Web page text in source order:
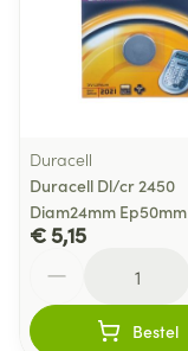
Duracell
Duracell Dl/cr 2450
Diam24mm Ep50mm
€ 5,15
Bestel